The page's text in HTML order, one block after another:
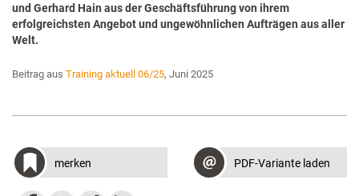
und Gerhard Hain aus der Geschäftsführung von ihrem
erfolgreichsten Angebot und ungewöhnlichen Aufträgen aus aller
Welt.
Beitrag aus Training aktuell 06/25, Juni 2025
merken PDF-Variante laden